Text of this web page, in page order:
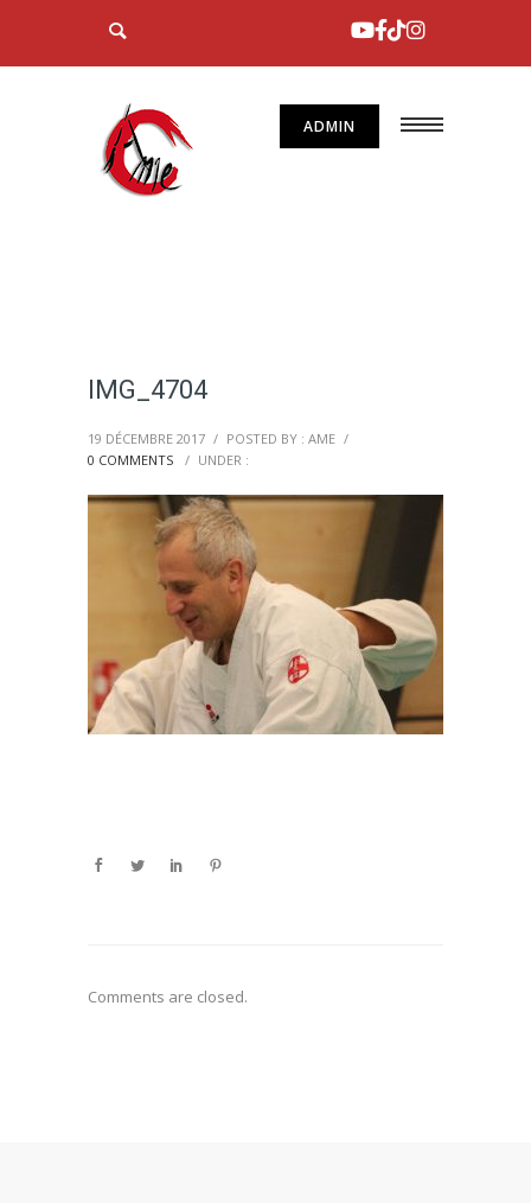
ADMIN
IMG_4704
19 DÉCEMBRE 2017 / POSTED BY : AME /
0 COMMENTS
/ UNDER :
Comments are closed.